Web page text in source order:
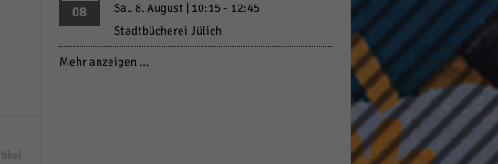
08 Sa.. 8. August | 10:15 - 12:45
Stadtbücherei Jülich
Mehr anzeigen …